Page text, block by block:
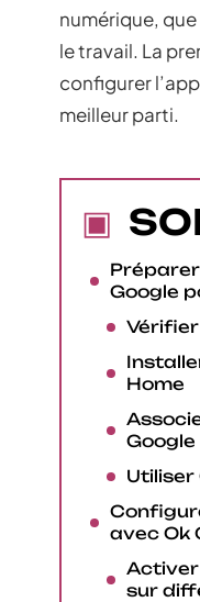
numérique,
le travail. La
configurer
meilleur parti.
Google
Vérifier
Home
Google
Utiliser
avec Ok
Activer
sur